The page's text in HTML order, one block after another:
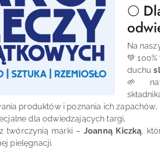
🌕
Na
💚
duchu
🌱
produktów i poznania ich zapachów,
dla odwiedzających targi,
twórczynią marki – Joanną Kiczką,
pielęgnacji.